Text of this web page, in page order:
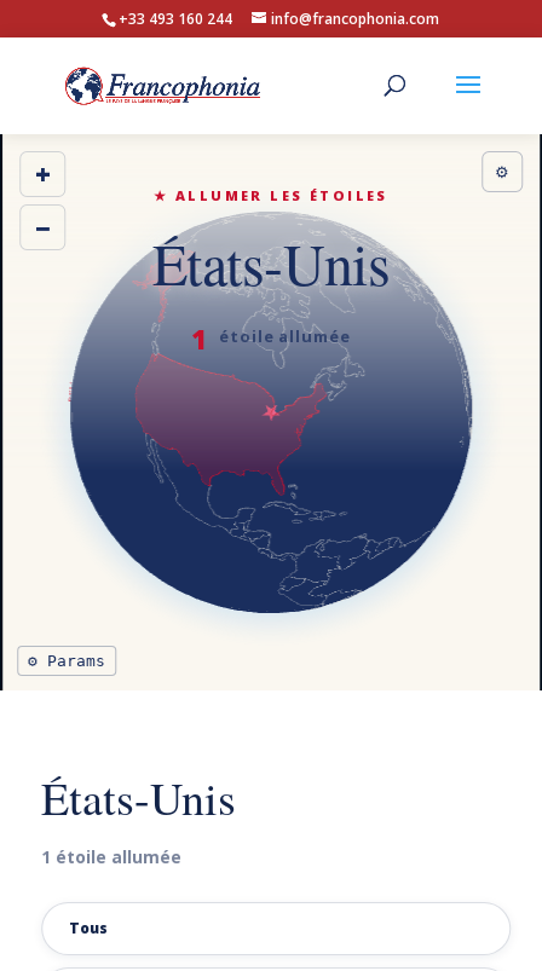
+33 493 160 244 info@francophonia.com
⚙ Params
⚙
+
−
★ ALLUMER LES ÉTOILES
États-Unis
1 étoile allumée
États-Unis
1 étoile allumée
Tous